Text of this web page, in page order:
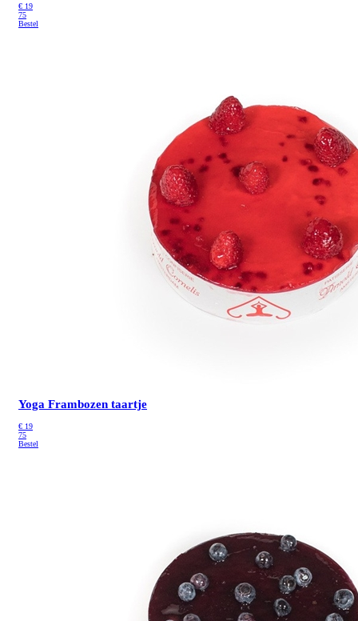
€ 19
75
Bestel
Yoga Frambozen taartje
€ 19
75
Bestel